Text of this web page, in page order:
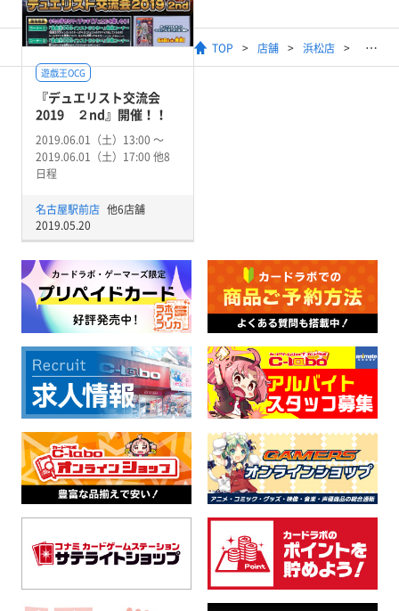
遊戯王OCG
『デュエリスト交流会
2019 ２nd』開催！！
2019.06.01（土）13:00 〜
2019.06.01（土）17:00 他8
日程
名古屋駅前店 他6店舗
2019.05.20
TOP 店舗 浜松店